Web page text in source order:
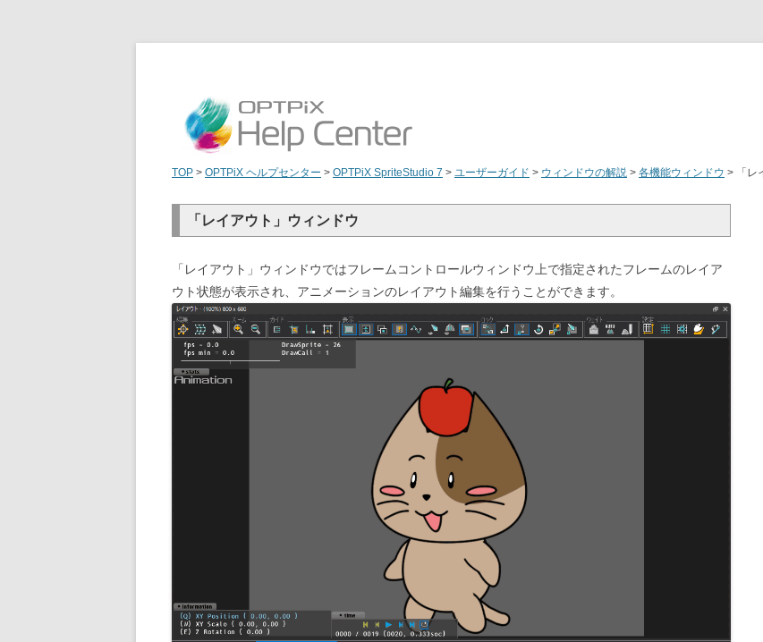
TOP > OPTPiX ヘルプセンター > OPTPiX SpriteStudio 7 > ユーザーガイド > ウィンドウの解説 > 各機能ウィンドウ > 「
「レイアウト」ウィンドウ
「レイアウト」ウィンドウではフレームコントロールウィンドウ上で指定されたフレームのレイア
ウト状態が表示され、アニメーションのレイアウト編集を行うことができます。